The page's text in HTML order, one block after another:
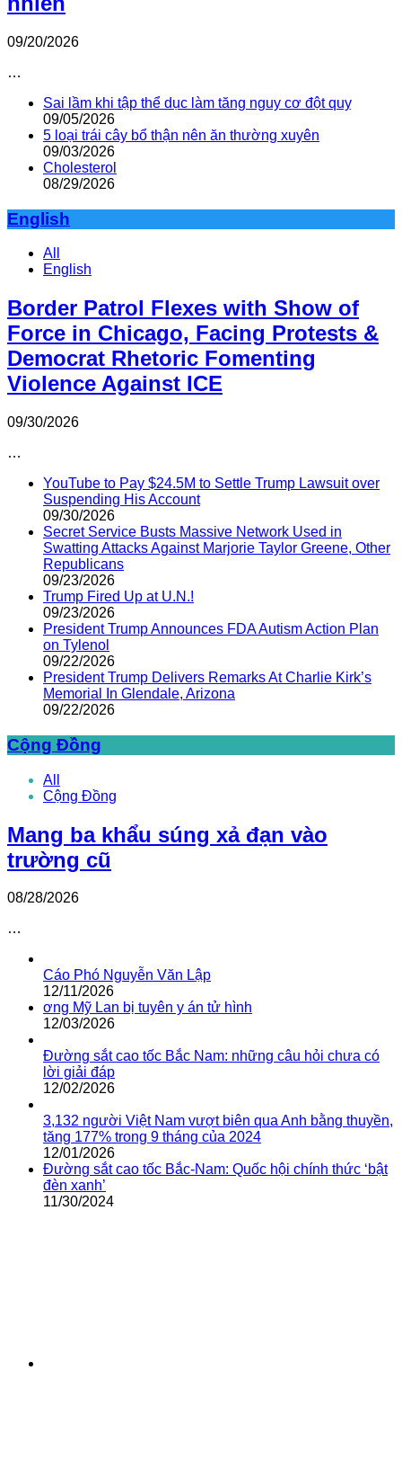
09/20/2026
…
Sai lầm khi tập thể dục làm tăng nguy cơ đột quỵ
09/05/2026
5 loại trái cây bổ thận nên ăn thường xuyên
09/03/2026
Cholesterol
08/29/2026
English
All
English
Border Patrol Flexes with Show of
Force in Chicago, Facing Protests &
Democrat Rhetoric Fomenting
Violence Against ICE
09/30/2026
…
YouTube to Pay $24.5M to Settle Trump Lawsuit over
Suspending His Account
09/30/2026
Secret Service Busts Massive Network Used in
Swatting Attacks Against Marjorie Taylor Greene, Other
Republicans
09/23/2026
Trump Fired Up at U.N.!
09/23/2026
President Trump Announces FDA Autism Action Plan
on Tylenol
09/22/2026
President Trump Delivers Remarks At Charlie Kirk’s
Memorial In Glendale, Arizona
09/22/2026
Cộng Đồng
All
Cộng Đồng
Mang ba khẩu súng xả đạn vào
trường cũ
08/28/2026
…
Cáo Phó Nguyễn Văn Lập
12/11/2026
ơng Mỹ Lan bị tuyên y án tử hình
12/03/2026
Đường sắt cao tốc Bắc Nam: những câu hỏi chưa có
lời giải đáp
12/02/2026
3,132 người Việt Nam vượt biên qua Anh bằng thuyền,
tăng 177% trong 9 tháng của 2024
12/01/2026
Đường sắt cao tốc Bắc-Nam: Quốc hội chính thức ‘bật
đèn xanh’
11/30/2024